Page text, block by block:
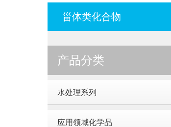
甾体类化合物
产品分类
水处理系列
应用领域化学品